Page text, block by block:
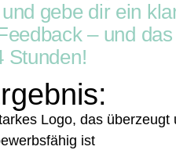
gebe dir ein
– und
Stunden!
Logo, das überzeugt
ist